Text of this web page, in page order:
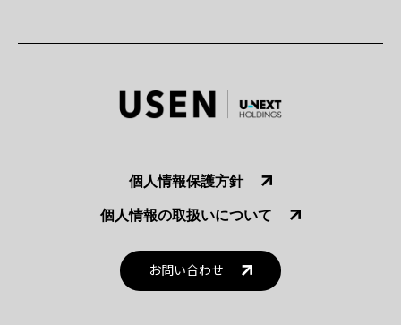
個人情報保護方針
個人情報の取扱いについて
お問い合わせ